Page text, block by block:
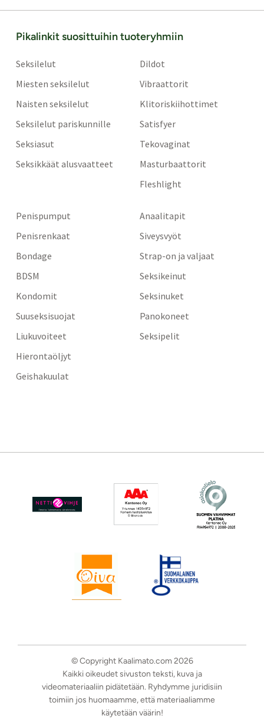
Pikalinkit suosittuihin tuoteryhmiin
Seksilelut
Miesten seksilelut
Naisten seksilelut
Seksilelut pariskunnille
Seksiasut
Seksikkäät alusvaatteet
Dildot
Vibraattorit
Klitoriskiihottimet
Satisfyer
Tekovaginat
Masturbaattorit
Fleshlight
Penispumput
Penisrenkaat
Bondage
BDSM
Kondomit
Suuseksisuojat
Liukuvoiteet
Hierontaöljyt
Geishakuulat
Anaalitapit
Siveysvyöt
Strap-on ja valjaat
Seksikeinut
Seksinuket
Panokoneet
Seksipelit
© Copyright Kaalimato.com 2026
Kaikki oikeudet sivuston teksti, kuva ja
videomateriaaliin pidätetään. Ryhdymme juridisiin
toimiin jos huomaamme, että materiaaliamme
käytetään väärin!